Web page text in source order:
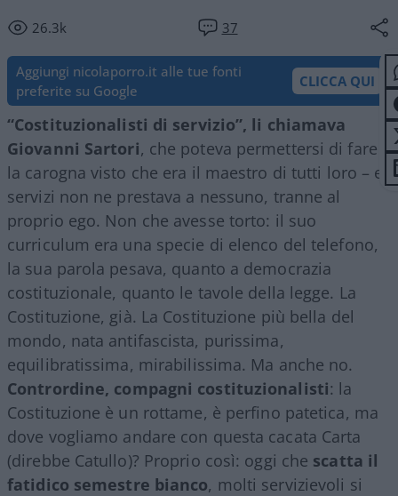
26.3k 37
Aggiungi nicolaporro.it alle tue fonti
preferite su Google
CLICCA QUI
“Costituzionalisti di servizio”, li chiamava
Giovanni Sartori, che poteva permettersi di fare
la carogna visto che era il maestro di tutti loro – e
servizi non ne prestava a nessuno, tranne al
proprio ego. Non che avesse torto: il suo
curriculum era una specie di elenco del telefono,
la sua parola pesava, quanto a democrazia
costituzionale, quanto le tavole della legge. La
Costituzione, già. La Costituzione più bella del
mondo, nata antifascista, purissima,
equilibratissima, mirabilissima. Ma anche no.
Contrordine, compagni costituzionalisti: la
Costituzione è un rottame, è perfino patetica, ma
dove vogliamo andare con questa cacata Carta
(direbbe Catullo)? Proprio così: oggi che scatta il
fatidico semestre bianco, molti servizievoli si